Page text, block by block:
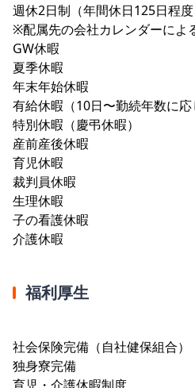
週休2日制（年間休日125日程度
※配属先の会社カレンダーによ
GW休暇
夏季休暇
年末年始休暇
有給休暇（10日〜勤続年数に応
特別休暇（慶弔休暇）
産前産後休暇
育児休暇
裁判員休暇
生理休暇
子の看護休暇
介護休暇
福利厚生
社会保険完備（自社健保組合）
独身寮完備